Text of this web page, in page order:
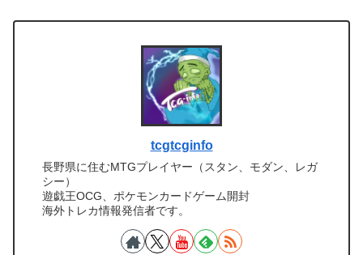
tcgtcginfo
長野県に住むMTGプレイヤー（スタン、モダン、レガ
シー）
遊戯王OCG、ポケモンカードゲーム開封
海外トレカ情報発信者です。